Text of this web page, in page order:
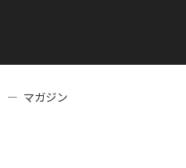
マガジン